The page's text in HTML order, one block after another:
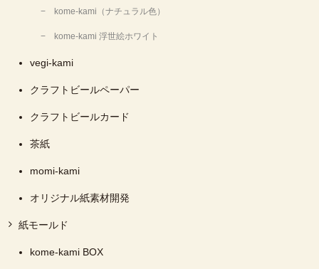
kome-kami（ナチュラル色）
kome-kami 浮世絵ホワイト
vegi-kami
クラフトビールペーパー
クラフトビールカード
茶紙
momi-kami
オリジナル紙素材開発
紙モールド
kome-kami BOX